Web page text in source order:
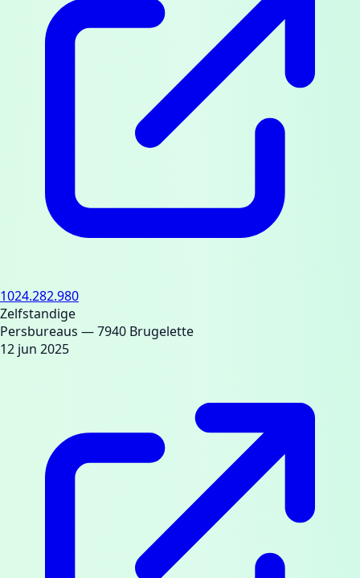
1024.282.980
Zelfstandige
Persbureaus — 7940 Brugelette
12 jun 2025